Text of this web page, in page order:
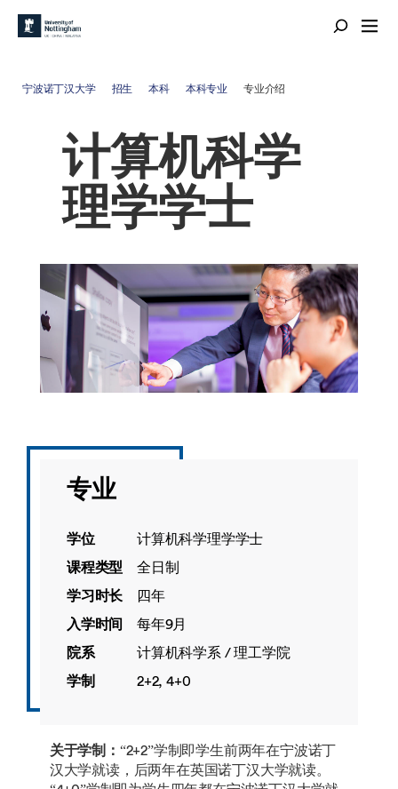
宁波诺丁汉大学 招生 本科 本科专业 专业介绍
计算机科学
理学学士
专业
学位
计算机科学理学学士
课程类型
全日制
学习时长
四年
入学时间
每年9月
院系
计算机科学系 / 理工学院
学制
2+2, 4+0
关于学制： “2+2”学制即学生前两年在宁波诺丁
汉大学就读，后两年在英国诺丁汉大学就读。